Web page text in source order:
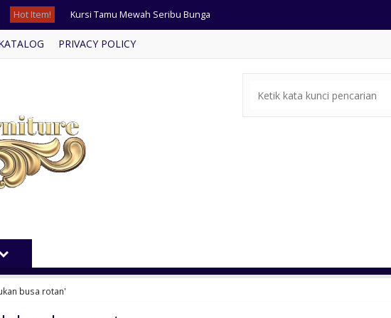
Hot Item! Kursi Tamu Mewah Seribu Bunga
Mimbar Masjid Full Ukiran Mewah
Meja Makan Minimalis Kursi Busa
Meja Makan Jati Kursi Hiroshima
PRIVACY POLICY
busa rotan'